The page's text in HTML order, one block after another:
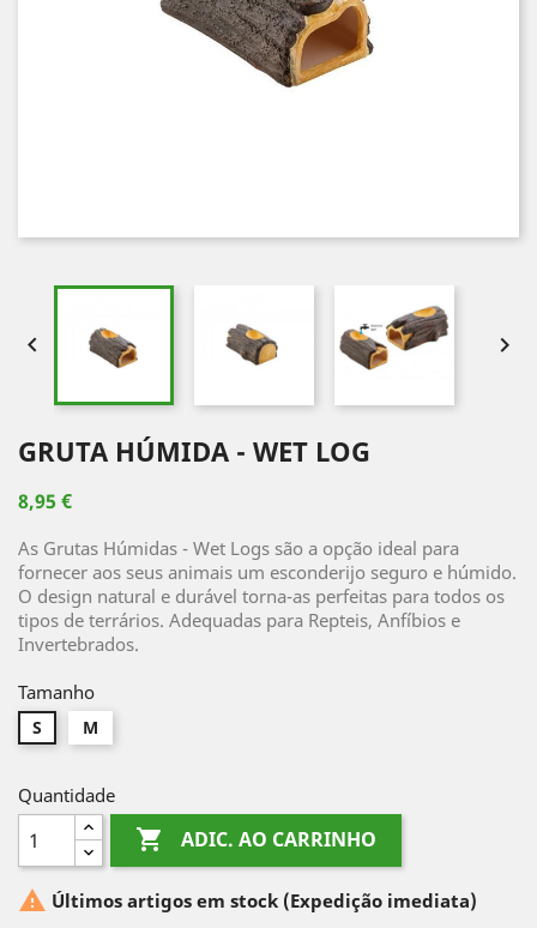
 
GRUTA HÚMIDA - WET LOG
8,95 €
As Grutas Húmidas - Wet Logs são a opção ideal para
fornecer aos seus animais um esconderijo seguro e húmido.
O design natural e durável torna-as perfeitas para todos os
tipos de terrários. Adequadas para Repteis, Anfíbios e
Invertebrados.
Tamanho
S M
Quantidade
 ADIC. AO CARRINHO
 Últimos artigos em stock (Expedição imediata)